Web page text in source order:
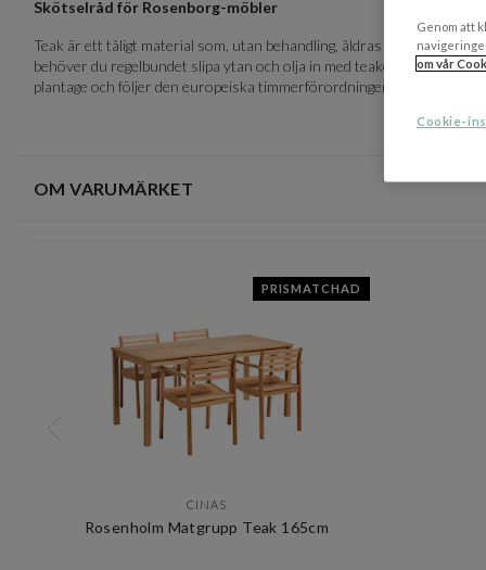
Skötselråd för Rosenborg-möbler
Teak är ett tåligt material som, utan behandling, åldras till en vacker
behöver du regelbundet slipa ytan och olja in med teakolja. Teaken
plantage och följer den europeiska timmerförordningen.
OM VARUMÄRKET
PRISMATCHAD
CINAS
Rosenholm Matgrupp Teak 165cm
Genom att
om vår
Cookie-